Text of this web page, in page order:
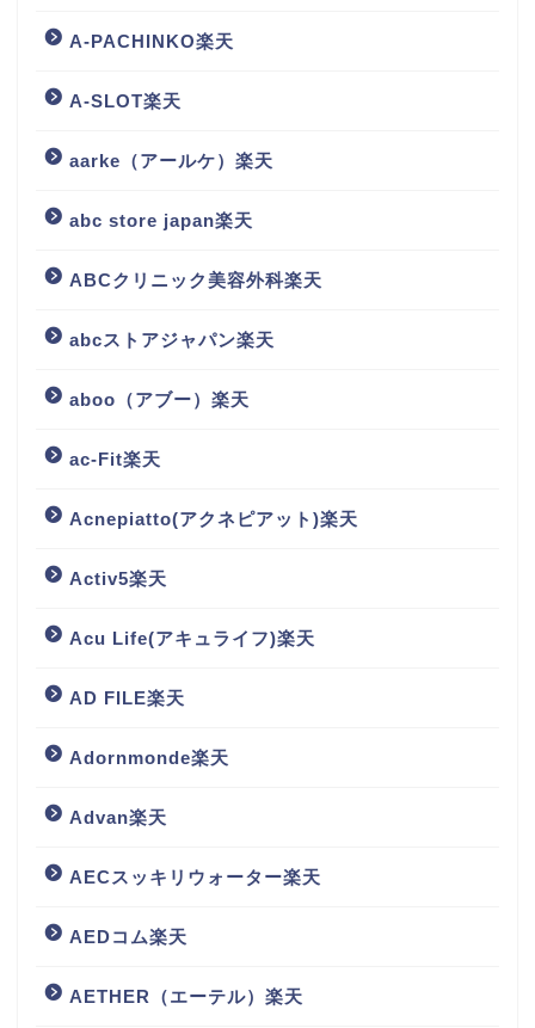
A-PACHINKO楽天
A-SLOT楽天
aarke（アールケ）楽天
abc store japan楽天
ABCクリニック美容外科楽天
abcストアジャパン楽天
aboo（アブー）楽天
ac-Fit楽天
Acnepiatto(アクネピアット)楽天
Activ5楽天
Acu Life(アキュライフ)楽天
AD FILE楽天
Adornmonde楽天
Advan楽天
AECスッキリウォーター楽天
AEDコム楽天
AETHER（エーテル）楽天